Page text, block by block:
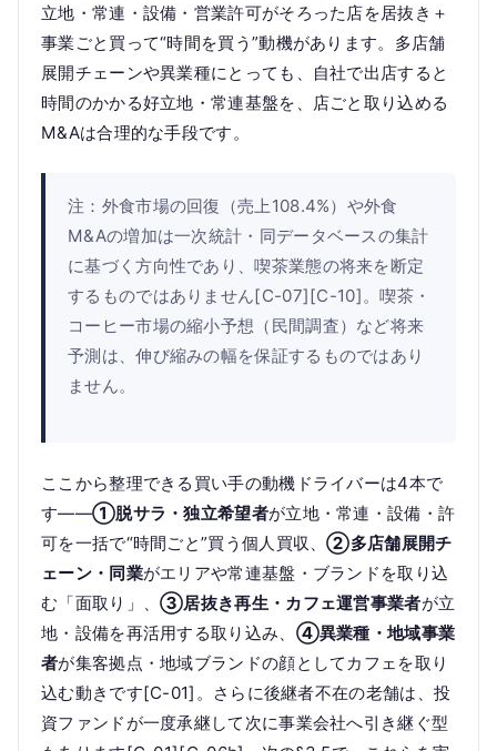
立地・常連・設備・営業許可がそろった店を居抜き＋
事業ごと買って“時間を買う”動機があります。多店舗
展開チェーンや異業種にとっても、自社で出店すると
時間のかかる好立地・常連基盤を、店ごと取り込める
M&Aは合理的な手段です。
注：外食市場の回復（売上108.4%）や外食
M&Aの増加は一次統計・同データベースの集計
に基づく方向性であり、喫茶業態の将来を断定
するものではありません[C-07][C-10]。喫茶・
コーヒー市場の縮小予想（民間調査）など将来
予測は、伸び縮みの幅を保証するものではあり
ません。
ここから整理できる買い手の動機ドライバーは4本で
す——①脱サラ・独立希望者が立地・常連・設備・許
可を一括で“時間ごと”買う個人買収、②多店舗展開チ
ェーン・同業がエリアや常連基盤・ブランドを取り込
む「面取り」、③居抜き再生・カフェ運営事業者が立
地・設備を再活用する取り込み、 ④異業種・地域事業
者が集客拠点・地域ブランドの顔としてカフェを取り
込む動きです[C-01]。さらに後継者不在の老舗は、投
資ファンドが一度承継して次に事業会社へ引き継ぐ型